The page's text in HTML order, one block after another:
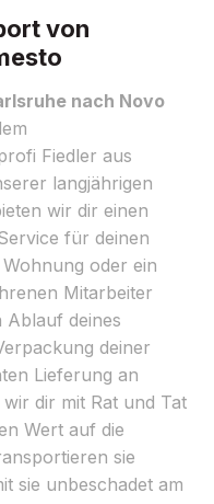
von
nach Novo
Fiedler aus
langjährigen
wir dir einen
für deinen
oder ein
Mitarbeiter
deines
deiner
Lieferung an
dir mit Rat und Tat
Wert auf die
sie
sie unbeschadet am